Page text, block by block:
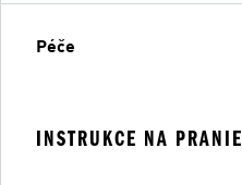
Péče
INSTRUKCE NA PRANIE